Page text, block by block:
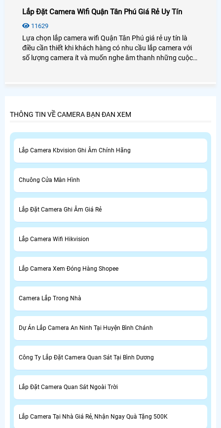
Lắp Đặt Camera Wifi Quận Tân Phú Giá Rẻ Uy Tín
11629
Lựa chọn lắp camera wifi Quận Tân Phú giá rẻ uy tín là
điều cần thiết khi khách hàng có nhu cầu lắp camera với
số lượng camera ít và muốn nghe âm thanh những cuộc
THÔNG TIN VỀ CAMERA BẠN ĐAN XEM
Lắp Camera Kbvision Ghi Âm Chính Hãng
Chuông Cửa Màn Hình
Lắp Đặt Camera Ghi Âm Giá Rẻ
Lắp Camera Wifi Hikvision
Lắp Camera Xem Đóng Hàng Shopee
Camera Lắp Trong Nhà
Dự Án Lắp Camera An Ninh Tại Huyện Bình Chánh
Công Ty Lắp Đặt Camera Quan Sát Tại Bình Dương
Lắp Đặt Camera Quan Sát Ngoài Trời
Lắp Camera Tại Nhà Giá Rẻ, Nhận Ngay Quà Tặng 500K